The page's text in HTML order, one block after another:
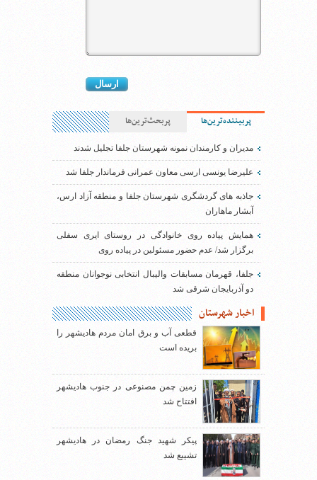
پربیننده‌ترین‌ها پربحث‌ترین‌ها
مدیران و کارمندان نمونه شهرستان جلفا تجلیل شدند
علیرضا یونسی ارسی معاون عمرانی فرماندار جلفا شد
جاذبه های گردشگری شهرستان جلفا و منطقه آزاد ارس،
آبشار ماهاران
همایش پیاده روی خانوادگی در روستای ایری سفلی
برگزار شد/ عدم حضور مسئولین در پیاده روی
جلفا، قهرمان مسابقات والیبال انتخابی نوجوانان منطقه
دو آذربایجان شرقی شد
اخبار شهرستان
قطعی آب و برق امان مردم هادیشهر را
بریده است
زمین چمن مصنوعی در جنوب هادیشهر
افتتاح شد
پیکر شهید جنگ رمضان در هادیشهر
تشییع شد